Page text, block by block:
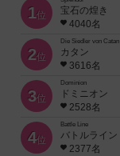
1位
宝石の煌き
4040名
2位
Die Siedler von Catan
カタン
3616名
3位
Dominion
ドミニオン
2528名
4位
Battle Line
バトルライン
2377名